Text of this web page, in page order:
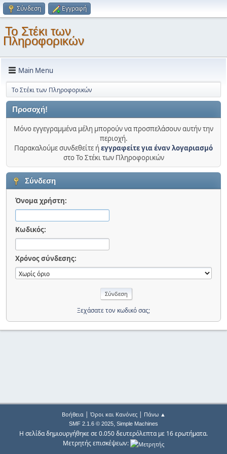
Σύνδεση Εγγραφή
Το Στέκι των
Πληροφορικών
Main Menu
Το Στέκι των Πληροφορικών
Προσοχή!
Μόνο εγγεγραμμένα μέλη μπορούν να προσπελάσουν αυτήν την
περιοχή.
Παρακαλούμε συνδεθείτε ήεγγραφείτε για έναν λογαριασμό
στο Το Στέκι των Πληροφορικών
Σύνδεση
Όνομα χρήστη:
Κωδικός:
Χρόνος σύνδεσης:
Ξεχάσατε τον κωδικό σας;
Βοήθεια| Όροι και Κανόνες| Πάνω ▲
SMF 2.1.6 © 2025, Simple Machines
Η σελίδα δημιουργήθηκε σε 0.050 δευτερόλεπτα με 16 ερωτήματα.
Μετρητής επισκέψεων: